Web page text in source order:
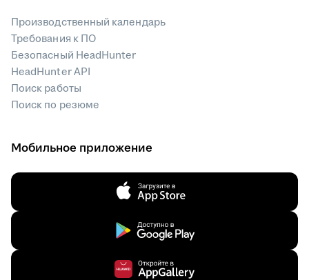
Производственный календарь
Требования к ПО
Безопасный HeadHunter
HeadHunter API
Поиск работы
Поиск по резюме
Мобильное приложение